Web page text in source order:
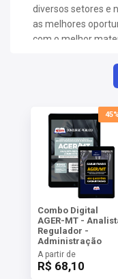
diversos setores e
as melhores
com o melhor
Combo Digital
AGER-MT -
Regulador -
Administração
A partir de
R$ 68,10